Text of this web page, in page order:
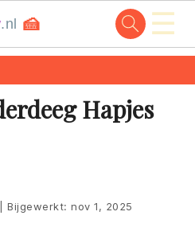
.nl 🍰 ☰
Hapjes
Bijgewerkt:nov 1, 2025